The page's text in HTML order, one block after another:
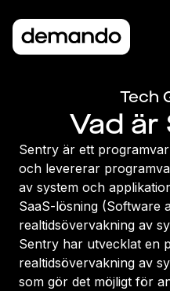
Tech
Vad
Sentry är ett
och levererar
av system och
SaaS-lösning (Software
realtidsövervakning av
Sentry har utvecklat en
realtidsövervakning av
som gör det möjligt för